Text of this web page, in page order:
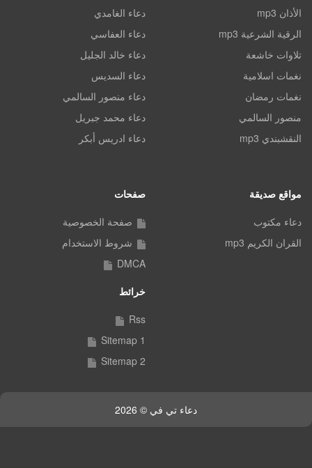
الأذان mp3
الرقية الشرعية mp3
تلاوات خاشعة
نغمات اسلامية
نغمات رمضان
منصور السالمي
النقشبندي mp3
دعاء الغامدي
دعاء العفاسي
دعاء خالد الجليل
دعاء السديس
دعاء منصور السالمي
دعاء محمد جبريل
دعاء ادريس أبكر
مواقع صديقة
دعاء مكتوب
القران الكريم mp3
صفحات
صفحة الخصوصية
شروط الاستخدام
DMCA
خرائط
Rss
Sitemap 1
Sitemap 2
دعاء تي في © 2026